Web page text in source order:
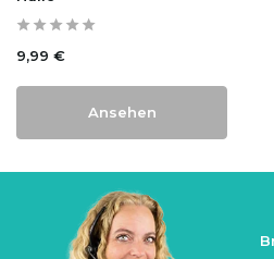
9,99 €
Ansehen